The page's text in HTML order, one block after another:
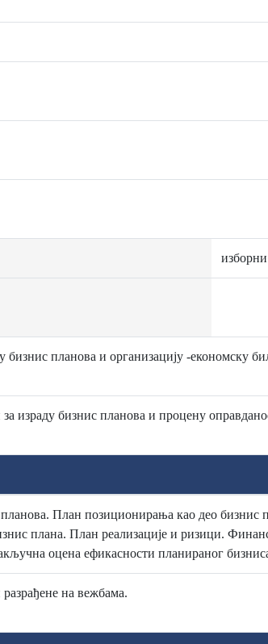
изборни
бизнис планова и организацију -економску
израду бизнис планова и процену
План позиционирања као део бизнис
плана. План реализације и ризици.
оцена ефикасности планираног
на вежбама.